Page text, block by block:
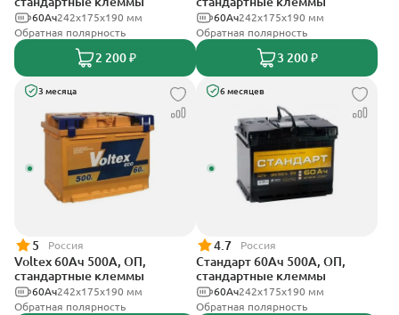
242х175х190 мм
60Ач
Обратная полярность
2 200 ₽
242х175х190 мм
60Ач
Обратная полярность
3 200 ₽
3 месяца
5 Россия
Voltex 60Ач 500А, ОП,
стандартные клеммы
242х175х190 мм
60Ач
Обратная полярность
6 месяцев
4.7 Россия
Стандарт 60Ач 500А, ОП,
стандартные клеммы
242x175x190 мм
60Ач
Обратная полярность